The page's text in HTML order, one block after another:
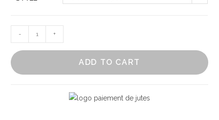
jute
rond
pour
- +
ADD TO CART